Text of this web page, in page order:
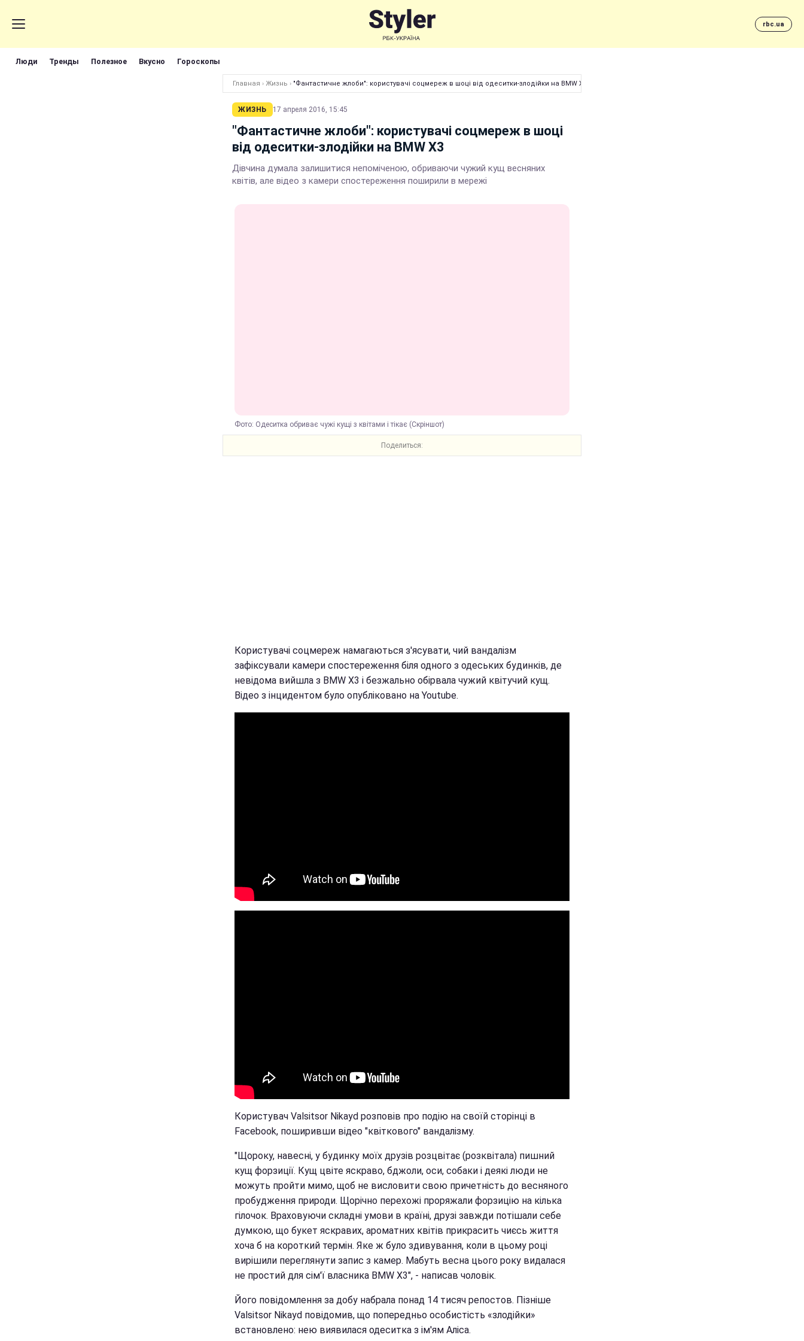
rbc.ua
Люди Тренды Полезное Вкусно Гороскопы
Главная › Жизнь › "Фантастичне жлоби": користувачі соцмереж в шоці від одеситки-злодійки на BMW X3
ЖИЗНЬ 17 апреля 2016, 15:45
"Фантастичне жлоби": користувачі соцмереж в шоці
від одеситки-злодійки на BMW X3
Дівчина думала залишитися непоміченою, обриваючи чужий кущ весняних
квітів, але відео з камери спостереження поширили в мережі
Фото: Одеситка обриває чужі кущі з квітами і тікає (Скріншот)
Поделиться:
Користувачі соцмереж намагаються з'ясувати, чий вандалізм
зафіксували камери спостереження біля одного з одеських будинків, де
невідома вийшла з BMW X3 і безжально обірвала чужий квітучий кущ.
Відео з інцидентом було опубліковано на Youtube.
Користувач Valsitsor Nikayd розповів про подію на своїй сторінці в
Facebook, поширивши відео "квіткового" вандалізму.
"Щороку, навесні, у будинку моїх друзів розцвітає (розквітала) пишний
кущ форзиції. Кущ цвіте яскраво, бджоли, оси, собаки і деякі люди не
можуть пройти мимо, щоб не висловити свою причетність до весняного
пробудження природи. Щорічно перехожі проряжали форзицію на кілька
гілочок. Враховуючи складні умови в країні, друзі завжди потішали себе
думкою, що букет яскравих, ароматних квітів прикрасить чиєсь життя
хоча б на короткий термін. Яке ж було здивування, коли в цьому році
вирішили переглянути запис з камер. Мабуть весна цього року видалася
не простий для сім'ї власника BMW X3", - написав чоловік.
Його повідомлення за добу набрала понад 14 тисяч репостов. Пізніше
Valsitsor Nikayd повідомив, що попередньо особистість «злодійки»
встановлено: нею виявилася одеситка з ім'ям Аліса.